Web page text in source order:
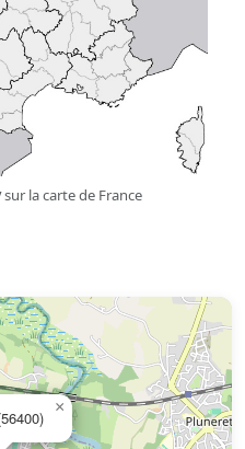
sur la carte de France
×